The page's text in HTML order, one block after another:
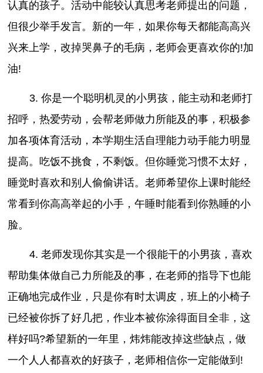
认真的孩子。活动中能较认真思考老师提出的问题，
但很少举手发言。新的一年，如果你每天都能高高兴
兴来上学，改掉哭鼻子的毛病，老师会更喜欢你的!加
油!
3. 你是一个聪明机灵的小男孩，能主动和老师打
招呼，热爱劳动，会帮老师做力所能及的事，积极参
加各项体育活动，本学期生活自理能力动手能力明显
提高。吃饭不挑食，不剩饭。但你睡觉习惯不太好，
睡觉时喜欢和别人偷偷讲话。老师希望你上课时能经
常看到你高高举起的小手，午睡时能看到你熟睡的小
脸。
4. 老师发现你其实是一个很能干的小男孩，喜欢
帮助集体做自己力所能及的事，在老师的指导下也能
正确地完成作业，只是你有时太调皮，班上的小椅子
已经被你拆了好几把，作业本被你涂得面目全非，这
样好吗?希望新的一年里，炜炜能改掉这些缺点，做
一个人人都喜欢的好孩子，老师相信你一定能做到!